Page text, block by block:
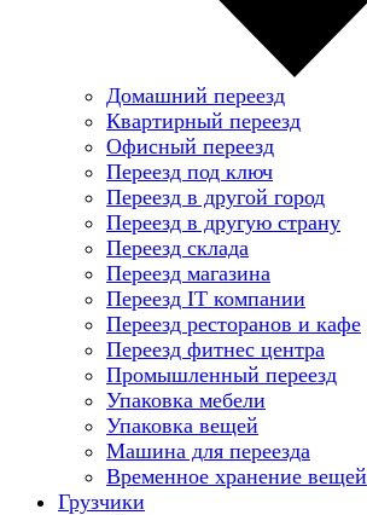
Домашний переезд
Квартирный переезд
Офисный переезд
Переезд под ключ
Переезд в другой город
Переезд в другую страну
Переезд склада
Переезд магазина
Переезд IT компании
Переезд ресторанов и кафе
Переезд фитнес центра
Промышленный переезд
Упаковка мебели
Упаковка вещей
Машина для переезда
Временное хранение вещей
Грузчики